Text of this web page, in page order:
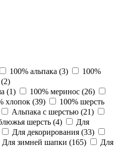
100% альпака (3)
100%
2)
(1) 100% меринос (26)
хлопок (39)
100% шерсть
Альпака с шерстью (21)
шерсть (4)
Для
Для декорирования (33)
Для зимней шапки (165)
Для